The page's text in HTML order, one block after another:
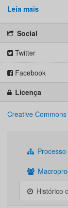
Leia mais
Social
Twitter
Facebook
Licença
Creative
Histórico